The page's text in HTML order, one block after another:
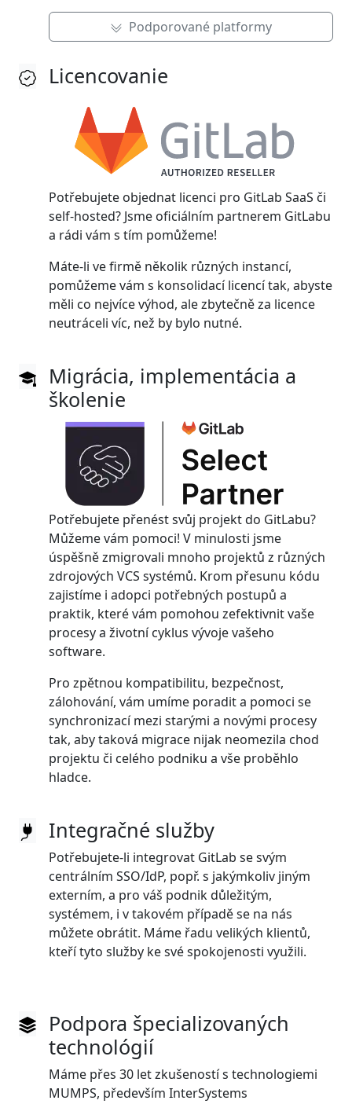
Podporované platformy
Licencovanie
Potřebujete objednat licenci pro GitLab SaaS či
self-hosted? Jsme oficiálním partnerem GitLabu
a rádi vám s tím pomůžeme!
Máte-li ve firmě několik různých instancí,
pomůžeme vám s konsolidací licencí tak, abyste
měli co nejvíce výhod, ale zbytečně za licence
neutráceli víc, než by bylo nutné.
Migrácia, implementácia a
školenie
Potřebujete přenést svůj projekt do GitLabu?
Můžeme vám pomoci! V minulosti jsme
úspěšně zmigrovali mnoho projektů z různých
zdrojových VCS systémů. Krom přesunu kódu
zajistíme i adopci potřebných postupů a
praktik, které vám pomohou zefektivnit vaše
procesy a životní cyklus vývoje vašeho
software.
Pro zpětnou kompatibilitu, bezpečnost,
zálohování, vám umíme poradit a pomoci se
synchronizací mezi starými a novými procesy
tak, aby taková migrace nijak neomezila chod
projektu či celého podniku a vše proběhlo
hladce.
Integračné služby
Potřebujete-li integrovat GitLab se svým
centrálním SSO/IdP, popř. s jakýmkoliv jiným
externím, a pro váš podnik důležitým,
systémem, i v takovém případě se na nás
můžete obrátit. Máme řadu velikých klientů,
kteří tyto služby ke své spokojenosti využili.
Podpora špecializovaných
technológií
Máme přes 30 let zkušeností s technologiemi
MUMPS, především InterSystems